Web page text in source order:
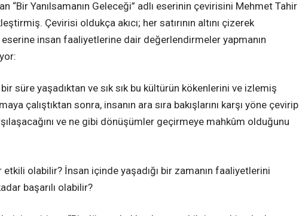
“Bir Yanılsamanın Geleceği” adlı eserinin çevirisini Mehmet Tahir
Çevirisi oldukça akıcı; her satırının altını çizerek
insan faaliyetlerine dair değerlendirmeler yapmanın
süre yaşadıktan ve sık sık bu kültürün kökenlerini ve izlemiş
çalıştıktan sonra, insanın ara sıra bakışlarını karşı yöne çevirip
ve ne gibi dönüşümler geçirmeye mahkûm olduğunu
olabilir? İnsan içinde yaşadığı bir zamanın faaliyetlerini
başarılı olabilir?